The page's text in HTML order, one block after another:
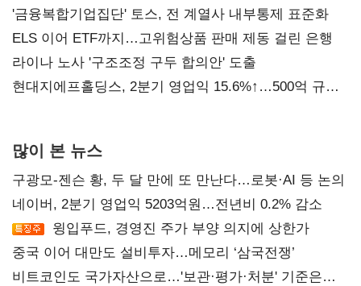
진실 밝혀야"
'금융복합기업집단' 토스, 전 계열사 내부통제 표준화
ELS 이어 ETF까지…고위험상품 판매 제동 걸린 은행
라이나 노사 '구조조정 구두 합의안' 도출
현대지에프홀딩스, 2분기 영업익 15.6%↑…500억 규모
많이 본 뉴스
구광모-젠슨 황, 두 달 만에 또 만난다…로봇·AI 등 논의
네이버, 2분기 영업익 5203억원…전년비 0.2% 감소
윙입푸드, 경영진 주가 부양 의지에 상한가
중국 이어 대만도 설비투자…메모리 ‘삼국전쟁’
비트코인도 국가자산으로…'보관·평가·처분' 기준은